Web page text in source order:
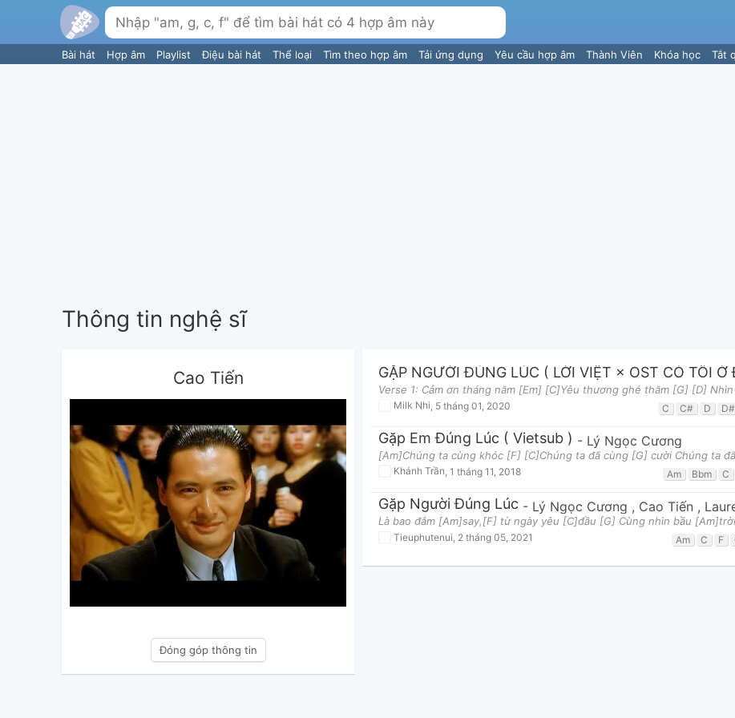
Bài hát Hợp âm Playlist Điệu bài hát Thể loại Tìm theo hợp âm Tải ứng dụng Yêu cầu hợp âm Thành Viên Khóa học Tắt
Thông tin nghệ sĩ
Cao Tiến
Đóng góp thông tin
GẶP NGƯỜI ĐÚNG LÚC ( LỜI VIỆT × OST CÓ TÔI Ở
Verse 1: Cảm ơn tháng năm [Em] [C]Yêu thương ghé thăm [G] [D]
Milk Nhi 5 tháng 01, 2020 C C# D D#
Gặp Em Đúng Lúc ( Vietsub ) - Lý Ngọc Cương
[Am]Chúng ta cùng khóc [F] [C]Chúng ta đã cùng [G] cười Chúng ta
Khánh Trần 1 tháng 11, 2018 Am Bbm C
Gặp Người Đúng Lúc - Lý Ngọc Cương , Cao Tiến ,
Là bao đắm [Am]say,[F] từ ngày yêu [C]đầu [G] Cùng nhìn bầu
Tieuphutenui 2 tháng 05, 2021 Am C F